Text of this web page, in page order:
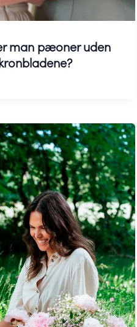
man pæoner uden